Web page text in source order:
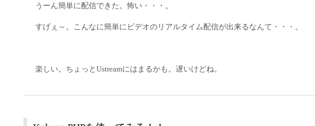
うーん簡単に配信できた。怖い・・・。
すげぇ～。こんなに簡単にビデオのリアルタイム配信が出来るなんて・・・。
楽しい。ちょっとUstreamにはまるかも。遅いけどね。